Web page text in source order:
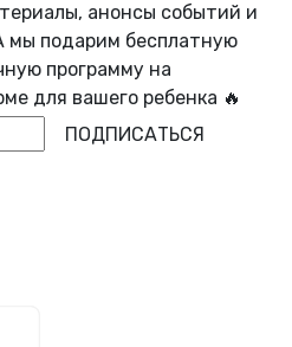
анонсы событий и
мы подарим бесплатную
программу на
для вашего ребенка 🔥
ПОДПИСАТЬСЯ